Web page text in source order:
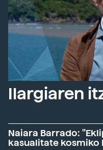
Ilargiaren
Naiara Barrado:
kasualitate kosmiko